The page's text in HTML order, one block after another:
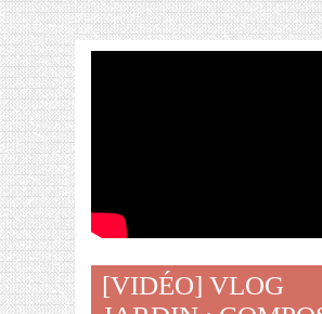
[VIDÉO] VLOG